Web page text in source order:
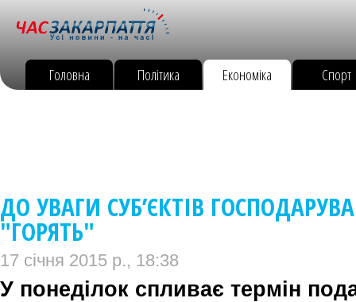
Головна Політика Економіка Спорт
ДО УВАГИ СУБ’ЄКТІВ
"ГОРЯТЬ"
17 січня 2015 р., 18:38
У понеділок спливає термін